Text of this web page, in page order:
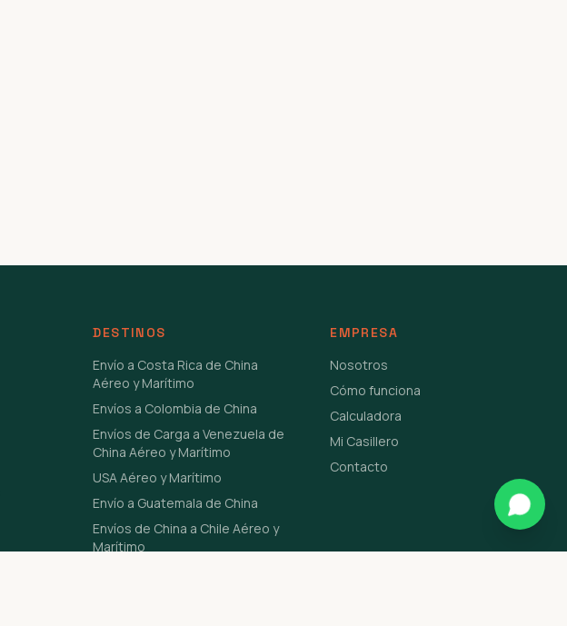
DESTINOS
Envío a Costa Rica de China
Aéreo y Marítimo
Envíos a Colombia de China
Envíos de Carga a Venezuela de
China Aéreo y Marítimo
USA Aéreo y Marítimo
Envío a Guatemala de China
Envíos de China a Chile Aéreo y
Marítimo
EMPRESA
Nosotros
Cómo funciona
Calculadora
Mi Casillero
Contacto